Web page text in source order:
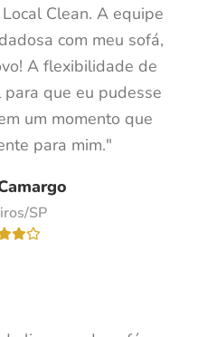
Clean. A equipe
com meu sofá,
A flexibilidade de
que eu pudesse
um momento que
para mim."
SP